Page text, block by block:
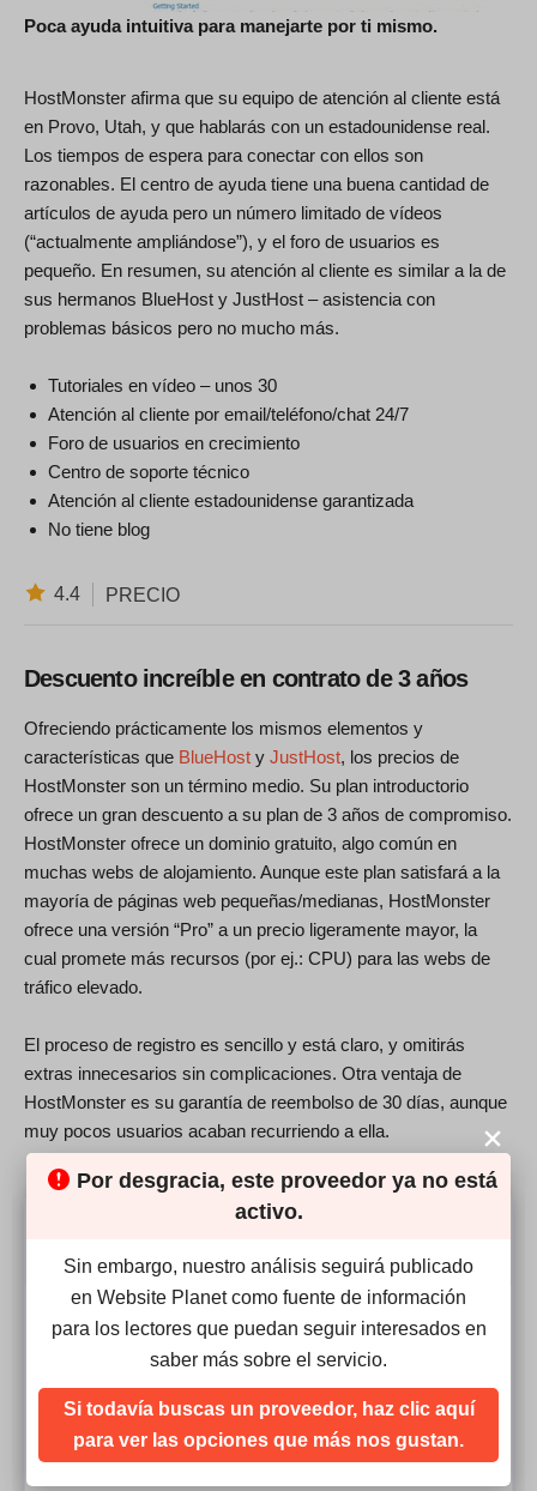
Poca ayuda intuitiva para manejarte por ti mismo.
HostMonster afirma que su equipo de atención al cliente está
en Provo, Utah, y que hablarás con un estadounidense real.
Los tiempos de espera para conectar con ellos son
razonables. El centro de ayuda tiene una buena cantidad de
artículos de ayuda pero un número limitado de vídeos
(“actualmente ampliándose”), y el foro de usuarios es
pequeño. En resumen, su atención al cliente es similar a la de
sus hermanos BlueHost y JustHost – asistencia con
problemas básicos pero no mucho más.
Tutoriales en vídeo – unos 30
Atención al cliente por email/teléfono/chat 24/7
Foro de usuarios en crecimiento
Centro de soporte técnico
Atención al cliente estadounidense garantizada
No tiene blog
4.4 PRECIO
Descuento increíble en contrato de 3 años
Ofreciendo prácticamente los mismos elementos y
características que BlueHost y JustHost, los precios de
HostMonster son un término medio. Su plan introductorio
ofrece un gran descuento a su plan de 3 años de compromiso.
HostMonster ofrece un dominio gratuito, algo común en
muchas webs de alojamiento. Aunque este plan satisfará a la
mayoría de páginas web pequeñas/medianas, HostMonster
ofrece una versión “Pro” a un precio ligeramente mayor, la
cual promete más recursos (por ej.: CPU) para las webs de
tráfico elevado.
El proceso de registro es sencillo y está claro, y omitirás
extras innecesarios sin complicaciones. Otra ventaja de
HostMonster es su garantía de reembolso de 30 días, aunque
muy pocos usuarios acaban recurriendo a ella.
web
Nombre del plan
Almacenamiento
Precio
Basic
50GB
$
Por desgracia, este proveedor ya no está
activo.
Sin embargo, nuestro análisis seguirá publicado
en Website Planet como fuente de información
para los lectores que puedan seguir interesados en
saber más sobre el servicio.
Si todavía buscas un proveedor, haz clic aquí
para ver las opciones que más nos gustan.